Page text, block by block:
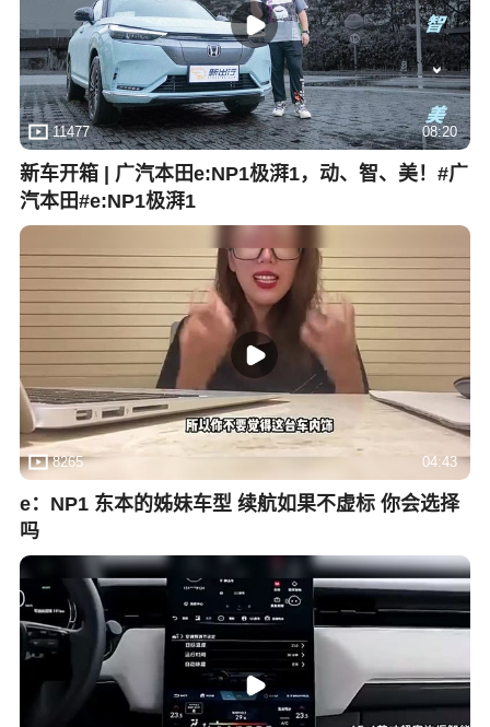
11477 08:20
新车开箱 | 广汽本田e:NP1极湃1，动、智、美！#广
汽本田#e:NP1极湃1
8265 04:43
e：NP1 东本的姊妹车型 续航如果不虚标 你会选择
吗